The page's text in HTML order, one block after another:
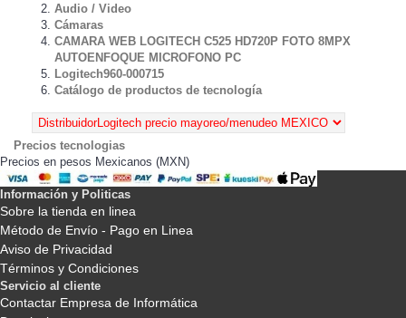
Audio / Video
Cámaras
CAMARA WEB LOGITECH C525 HD720P FOTO 8MPX
AUTOENFOQUE MICROFONO PC
Logitech960-000715
Catálogo de productos de tecnología
Precios tecnologias
Precios en pesos Mexicanos (MXN)
Información y Politicas
Sobre la tienda en linea
Método de Envío - Pago en Linea
Aviso de Privacidad
Términos y Condiciones
Servicio al cliente
Contactar Empresa de Informática